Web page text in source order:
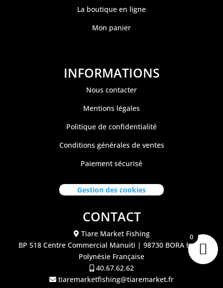
La boutique en ligne
Mon panier
INFORMATIONS
Nous contacter
Mentions légales
Politique de confidentialité
Conditions générales de ventes
Paiement sécurisé
Gestion des cookies
CONTACT
Tiare Market Fishing
BP 518 Centre Commercial Manuiti | 98730 BORA BORA
Polynésie Française
40.67.62.62
tiaremarketfishing@tiaremarket.fr
0